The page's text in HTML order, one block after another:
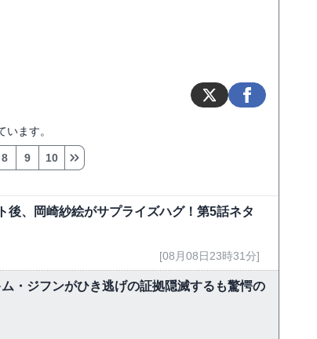
います。
8 9 10
後、岡崎紗絵がサプライズハグ！第5話ネタ
[08月08日23時31分]
・ジフンがひき逃げの証拠隠滅するも驚愕の